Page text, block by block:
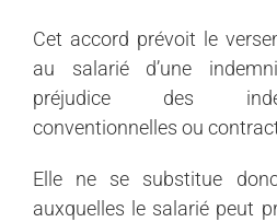
Cet accord prévoit le
au salarié d’une
préjudice des
conventionnelles ou
Elle ne se substitue
auxquelles le salarié peut